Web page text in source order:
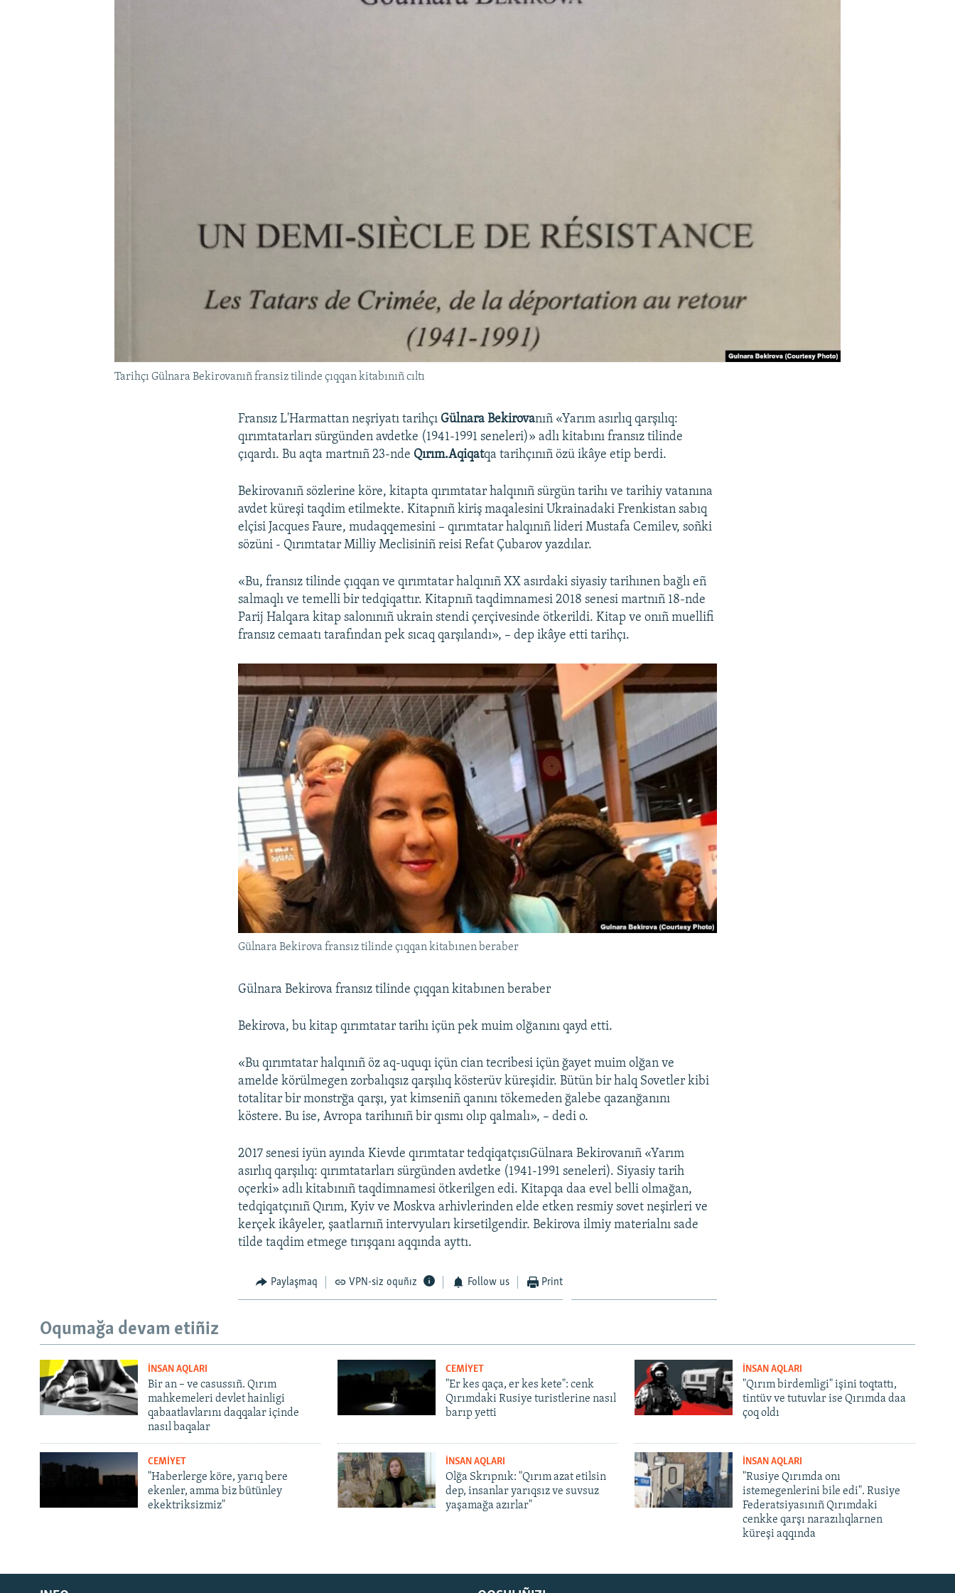
Русский
Tarihçı Gülnara Bekirovanıñ fransiz tilinde çıqqan kitabınıñ cıltı
Fransız L'Harmattan neşriyatı tarihçı Gülnara Bekirovanıñ «Yarım asırlıq qarşılıq:
qırımtatarları sürgünden avdetke (1941-1991 seneleri)» adlı kitabını fransız tilinde
çıqardı. Bu aqta martnıñ 23-nde Qırım.Aqiqatqa tarihçınıñ özü ikâye etip berdi.
Bekirovanıñ sözlerine köre, kitapta qırımtatar halqınıñ sürgün tarihı ve tarihiy vatanına
avdet küreşi taqdim etilmekte. Kitapnıñ kiriş maqalesini Ukrainadaki Frenkistan sabıq
elçisi Jacques Faure, mudaqqemesini – qırımtatar halqınıñ lideri Mustafa Cemilev, soñki
sözüni - Qırımtatar Milliy Meclisiniñ reisi Refat Çubarov yazdılar.
«Bu, fransız tilinde çıqqan ve qırımtatar halqınıñ XX asırdaki siyasiy tarihınen bağlı eñ
salmaqlı ve temelli bir tedqiqattır. Kitapnıñ taqdimnamesi 2018 senesi martnıñ 18-nde
Parij Halqara kitap salonınıñ ukrain stendi çerçivesinde ötkerildi. Kitap ve onıñ muellifi
fransız cemaatı tarafından pek sıcaq qarşılandı», – dep ikâye etti tarihçı.
Gülnara Bekirova fransız tilinde çıqqan kitabınen beraber
Gülnara Bekirova fransız tilinde çıqqan kitabınen beraber
Bekirova, bu kitap qırımtatar tarihı içün pek muim olğanını qayd etti.
«Bu qırımtatar halqınıñ öz aq-uquqı içün cian tecribesi içün ğayet muim olğan ve
amelde körülmegen zorbalıqsız qarşılıq kösterüv küreşidir. Bütün bir halq Sovetler kibi
totalitar bir monstrğa qarşı, yat kimseniñ qanını tökemeden ğalebe qazanğanını
köstere. Bu ise, Avropa tarihınıñ bir qısmı olıp qalmalı», – dedi o.
2017 senesi iyün ayında Kievde qırımtatar tedqiqatçısıGülnara Bekirovanıñ «Yarım
asırlıq qarşılıq: qırımtatarları sürgünden avdetke (1941-1991 seneleri). Siyasiy tarih
oçerki» adlı kitabınıñ taqdimnamesi ötkerilgen edi. Kitapqa daa evel belli olmağan,
tedqiqatçınıñ Qırım, Kyiv ve Moskva arhivlerinden elde etken resmiy sovet neşirleri ve
kerçek ikâyeler, şaatlarnıñ intervyuları kirsetilgendir. Bekirova ilmiy materialnı sade
tilde taqdim etmege tırışqanı aqqında ayttı.
Paylaşmaq VPN-siz oquñız Follow us Print
Oqumağa devam etiñiz
İNSAN AQLARI
Bir an – ve casussıñ. Qırım
mahkemeleri devlet hainligi
qabaatlavlarını daqqalar içinde
nasıl baqalar
CEMİYET
"Er kes qaça, er kes kete": cenk
Qırımdaki Rusiye turistlerine nasıl
barıp yetti
İNSAN AQLARI
"Qırım birdemligi" işini toqtattı,
tintüv ve tutuvlar ise Qırımda daa
çoq oldı
CEMİYET
"Haberlerge köre, yarıq bere
ekenler, amma biz bütünley
ekektriksizmiz"
İNSAN AQLARI
Olğa Skrıpnık: "Qırım azat etilsin
dep, insanlar yarıqsız ve suvsuz
yaşamağa azırlar"
İNSAN AQLARI
"Rusiye Qırımda onı
istemegenlerini bile edi". Rusiye
Federatsiyasınıñ Qırımdaki
cenkke qarşı narazılıqlarnen
küreşi aqqında